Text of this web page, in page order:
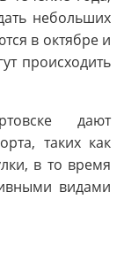
небольших
в октябре и
происходить
дают
таких как
в то время
видами